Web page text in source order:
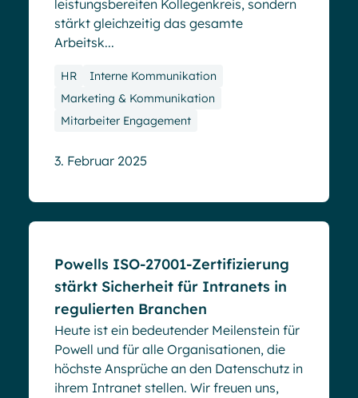
leistungsbereiten Kollegenkreis, sondern
stärkt gleichzeitig das gesamte
Arbeitsk...
HR
Interne Kommunikation
Marketing & Kommunikation
Mitarbeiter Engagement
3. Februar 2025
Powells ISO-27001-Zertifizierung
stärkt Sicherheit für Intranets in
regulierten Branchen
Heute ist ein bedeutender Meilenstein für
Powell und für alle Organisationen, die
höchste Ansprüche an den Datenschutz in
ihrem Intranet stellen. Wir freuen uns,